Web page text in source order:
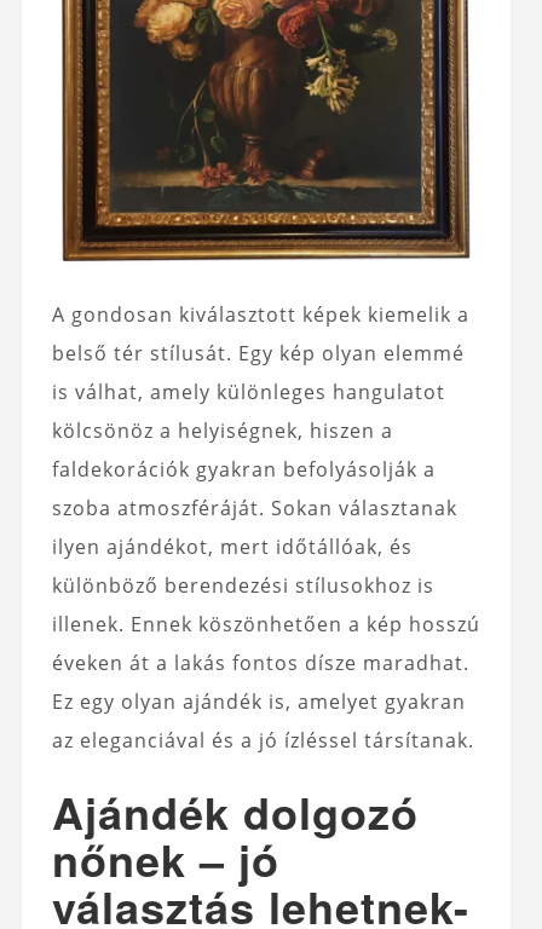
A gondosan kiválasztott képek kiemelik a
belső tér stílusát. Egy kép olyan elemmé
is válhat, amely különleges hangulatot
kölcsönöz a helyiségnek, hiszen a
faldekorációk gyakran befolyásolják a
szoba atmoszféráját. Sokan választanak
ilyen ajándékot, mert időtállóak, és
különböző berendezési stílusokhoz is
illenek. Ennek köszönhetően a kép hosszú
éveken át a lakás fontos dísze maradhat.
Ez egy olyan ajándék is, amelyet gyakran
az eleganciával és a jó ízléssel társítanak.
Ajándék dolgozó
nőnek – jó
választás lehetnek-